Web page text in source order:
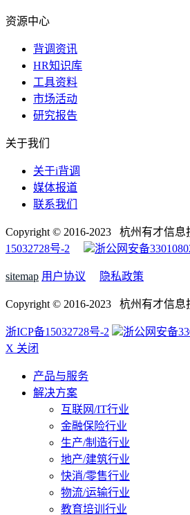
资源中心
背调资讯
HR知识库
工具资料
市场活动
研究报告
关于我们
关于i背调
媒体报道
联系我们
Copyright © 2016-2023 杭州有才信
15032728号-2
浙公网安备
sitemap 用户协议 隐私政策
Copyright © 2016-2023 杭州有才信息
浙ICP备15032728号-2
浙公网安备
X 关闭
产品与服务
解决方案
互联网/IT行业
金融保险行业
生产/制造行业
地产/建筑行业
快消/零售行业
物流/运输行业
教育培训行业